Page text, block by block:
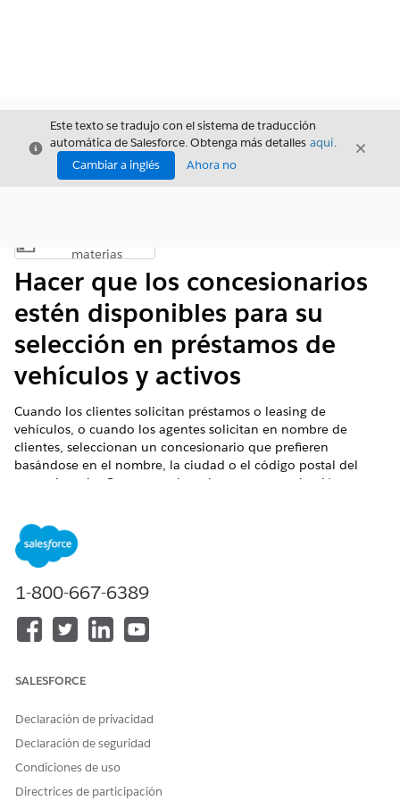
Cerrar
Este texto se tradujo con el sistema de traducción
automática de Salesforce. Obtenga más detalles aquí.
Cambiar a inglés
Ahora no
Cerrar
Mostrar índice de materias
materias
Hacer que los concesionarios
estén disponibles para su
selección en préstamos de
vehículos y activos
Cuando los clientes solicitan préstamos o leasing de
vehículos, o cuando los agentes solicitan en nombre de
clientes, seleccionan un concesionario que prefieren
basándose en el nombre, la ciudad o el código postal del
concesionario. Cree concesionarios en su organización para
EDICIONES NECESARIAS
Disponible en:Enterprise Edition
Para crear territorios de
cuentas y horarios laborales:
Crear horarios laborales.
ConsulteConfigurar horarios laborales en Automotive
Cloud
1-800-667-6389
SALESFORCE
Declaración de privacidad
Declaración de seguridad
Condiciones de uso
Directrices de participación